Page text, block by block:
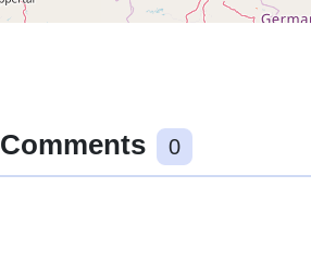
Comments 0